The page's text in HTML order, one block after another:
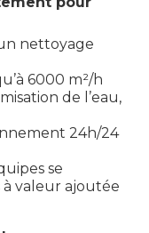
nettoyage
6000 m²/h
de l’eau,
24h/24
se
valeur ajoutée